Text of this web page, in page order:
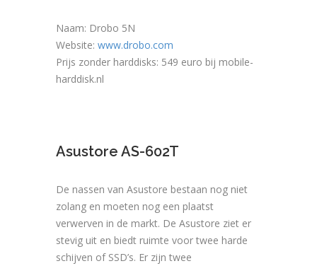
Naam: Drobo 5N
Website: www.drobo.com
Prijs zonder harddisks: 549 euro bij mobile-
harddisk.nl
Asustore AS-602T
De nassen van Asustore bestaan nog niet
zolang en moeten nog een plaatst
verwerven in de markt. De Asustore ziet er
stevig uit en biedt ruimte voor twee harde
schijven of SSD’s. Er zijn twee